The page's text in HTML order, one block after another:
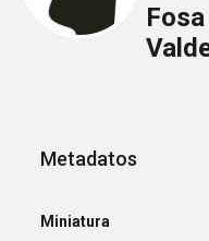
Metadatos
Miniatura